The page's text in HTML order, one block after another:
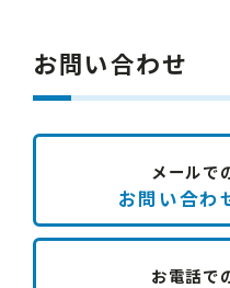
お問い合わせ
メールで
お問い合わ
お電話で